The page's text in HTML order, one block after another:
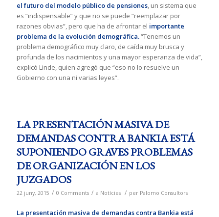
el futuro del modelo público de pensiones, un sistema que
es “indispensable” y que no se puede “reemplazar por
razones obvias”, pero que ha de afrontar el importante
problema de la evolución demográfica.“Tenemos un
problema demográfico muy claro, de caída muy brusca y
profunda de los nacimientos y una mayor esperanza de vida”,
explicó Linde, quien agregó que “eso no lo resuelve un
Gobierno con una ni varias leyes”.
LA PRESENTACIÓN MASIVA DE
DEMANDAS CONTRA BANKIA ESTÁ
SUPONIENDO GRAVES PROBLEMAS
DE ORGANIZACIÓN EN LOS
JUZGADOS
22 juny, 2015 / 0 Comments / a Notícies / per Palomo Consultors
La presentación masiva de demandas contra Bankia está